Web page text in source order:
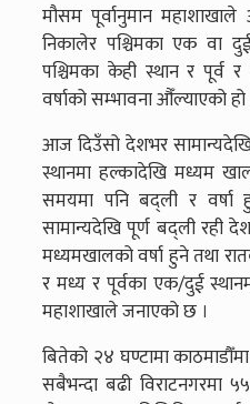
मौसम पूर्वानुमान
निकालेर पश्चिमका एक वा
पश्चिमका केही स्थान र पूर्व
वर्षाको सम्भावना औँल्याएको हो
आज दिउँसो देशभर
स्थानमा हल्कादेखि मध्यम
समयमा पनि बद्ली र
सामान्यदेखि पूर्ण बद्ली रही
मध्यमखालको वर्षा हुने तथा
र मध्य र पूर्वका एक/दुई
महाशाखाले जनाएको छ ।
बितेको २४ घण्टामा
सबैभन्दा बढी विराटनगरमा